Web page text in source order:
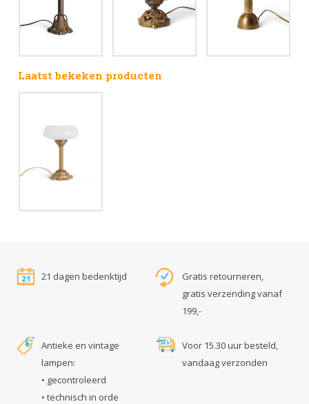
Laatst bekeken producten
21 dagen bedenktijd
Gratis retourneren,
gratis verzending vanaf
199,-
Antieke en vintage
lampen:
• gecontroleerd
• technisch in orde
Voor 15.30 uur besteld,
vandaag verzonden